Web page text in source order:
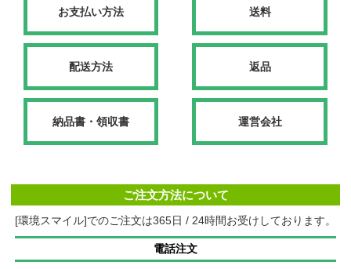
お支払い方法 送料
配送方法 返品
納品書・領収書 運営会社
ご注文方法について
[環境スマイル]でのご注文は365日 / 24時間お受けしております。
電話注文